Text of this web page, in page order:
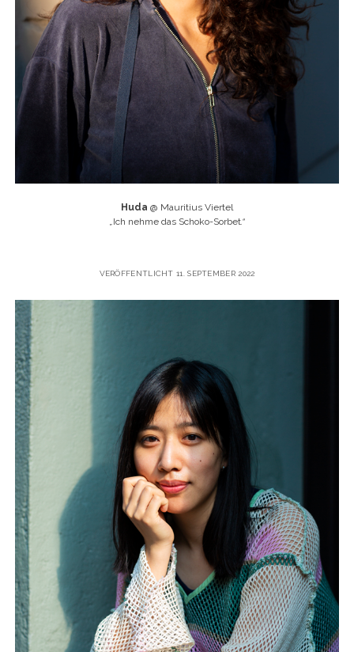
Huda @ Mauritius Viertel
Ich nehme das Schoko-Sorbet.“
VERÖFFENTLICHT 11. SEPTEMBER 2022